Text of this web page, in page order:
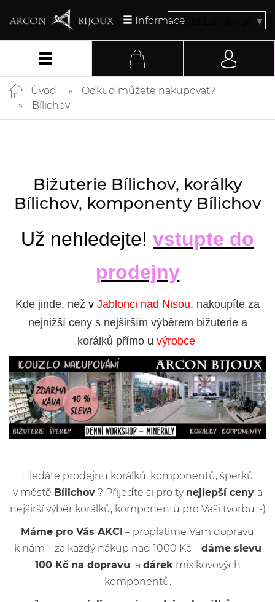
InformaceSelect Language ▼
Úvod
Odkud můžete nakupovat?
Bílichov
Bižuterie Bílichov, korálky
Bílichov, komponenty Bílichov
Už nehledejte! vstupte do
prodejny
Kde jinde, než v Jablonci nad Nisou, nakoupíte za
nejnižší ceny s nejširším výběrem bižuterie a
korálků přímo u výrobce
Hledáte prodejnu korálků, komponentů, šperků
v městě Bílichov? Přijeďte si pro ty nejlepší ceny a
nejširší výběr korálků, komponentů pro Vaši tvorbu :-)
Máme pro Vás AKCI – proplatíme Vám dopravu
k nám – za každý nákup nad 1000 Kč – dáme slevu
100 Kč na dopravu a dárek mix kovových
komponentů.